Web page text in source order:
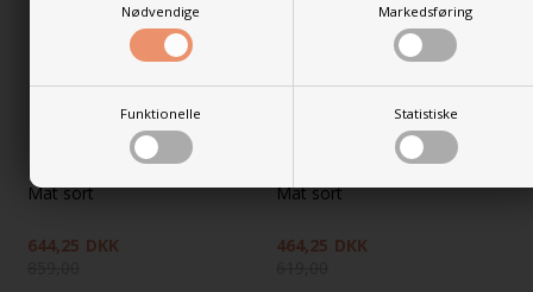
Nødvendige Markedsføring
Funktionelle Statistiske
Naia Kommode 3 skuffer -
Mat sort
644,25 DKK
Naia Kommode 3 skuffer -
Mat sort
464,25 DKK